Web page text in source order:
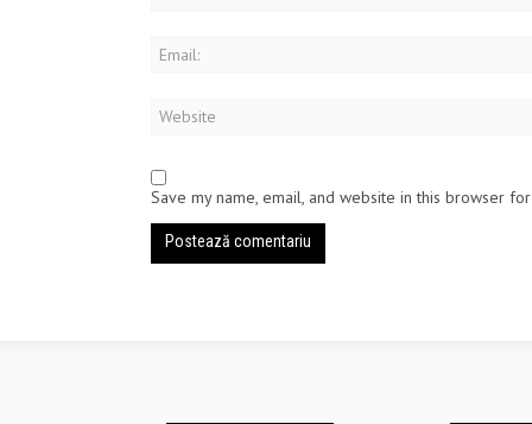
Save my name, email, and website in this browser